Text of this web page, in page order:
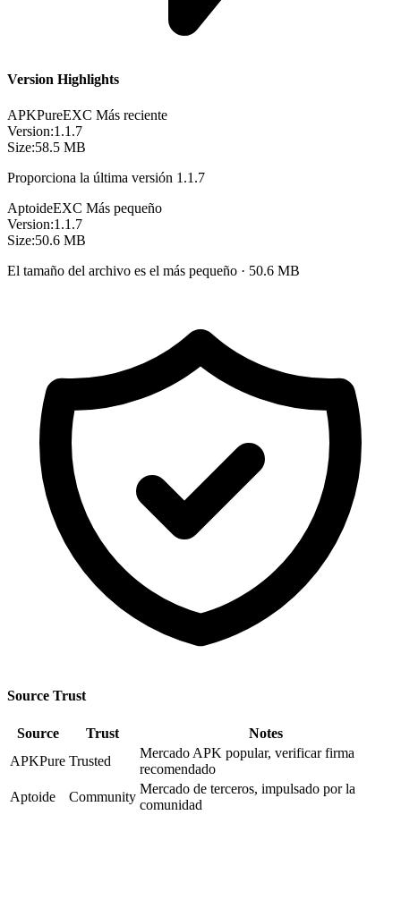
Version Highlights
APKPureEXC Más reciente
Version:1.1.7
Size:58.5 MB
Proporciona la última versión 1.1.7
AptoideEXC Más pequeño
Version:1.1.7
Size:50.6 MB
El tamaño del archivo es el más pequeño · 50.6 MB
Source Trust
Source Trust
Notes
APKPure Trusted
Mercado APK popular, verificar firma
recomendado
Aptoide
Community
Mercado de terceros, impulsado por la
comunidad